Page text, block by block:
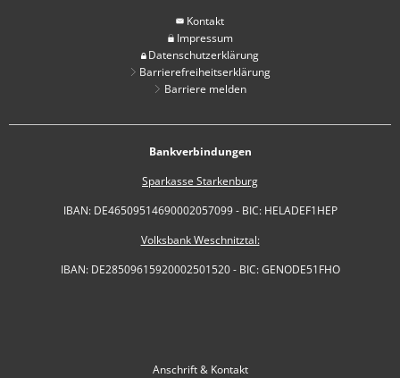
Kontakt
Impressum
Datenschutzerklärung
Barrierefreiheitserklärung
Barriere melden
Bankverbindungen
Sparkasse Starkenburg
IBAN: DE46509514690002057099 - BIC: HELADEF1HEP
Volksbank Weschnitztal:
IBAN: DE28509615920002501520 - BIC: GENODE51FHO
Anschrift & Kontakt